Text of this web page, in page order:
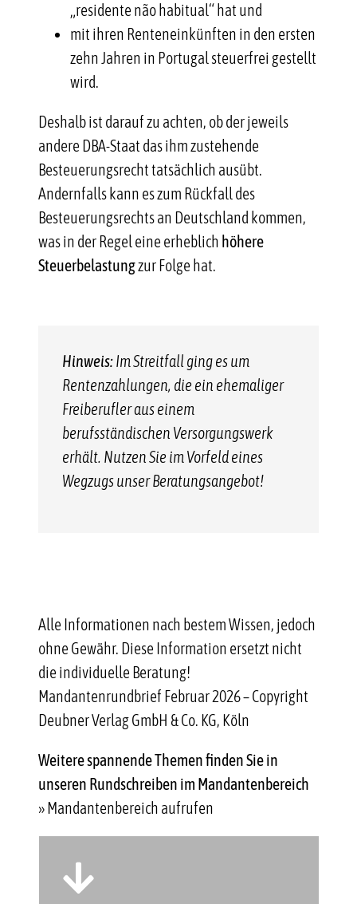
„residente não habitual“ hat und
mit ihren Renteneinkünften in den ersten
zehn Jahren in Portugal steuerfrei gestellt
wird.
Deshalb ist darauf zu achten, ob der jeweils
andere DBA-Staat das ihm zustehende
Besteuerungsrecht tatsächlich ausübt.
Andernfalls kann es zum Rückfall des
Besteuerungsrechts an Deutschland kommen,
was in der Regel eine erheblich höhere
Steuerbelastungzur Folge hat.
Hinweis:Im Streitfall ging es um
Rentenzahlungen, die ein ehemaliger
Freiberufler aus einem
berufsständischen Versorgungswerk
erhält. Nutzen Sie im Vorfeld eines
Wegzugs unser Beratungsangebot!
Alle Informationen nach bestem Wissen, jedoch
ohne Gewähr. Diese Information ersetzt nicht
die individuelle Beratung!
Mandantenrundbrief Februar 2026 – Copyright
Deubner Verlag GmbH & Co. KG, Köln
Weitere spannende Themen finden Sie in
unseren Rundschreiben im Mandantenbereich
» Mandantenbereich aufrufen